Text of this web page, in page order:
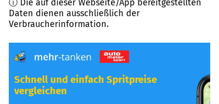
ⓘ Die auf dieser Webseite/App bereitgestellten
Daten dienen ausschließlich der
Verbraucherinformation.
Schnell und einfach Spritpreise
vergleichen